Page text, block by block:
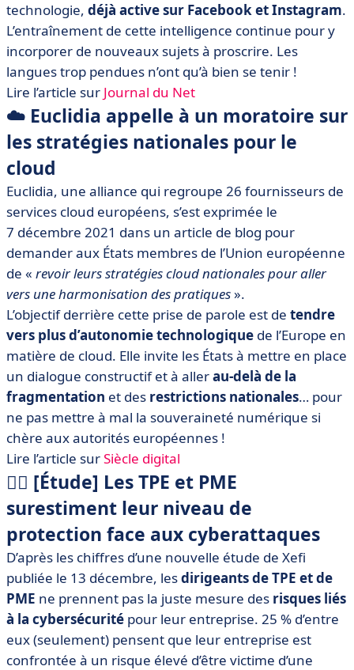
technologie, déjà active sur Facebook et Instagram.
L’entraînement de cette intelligence continue pour y
incorporer de nouveaux sujets à proscrire. Les
langues trop pendues n’ont qu’à bien se tenir !
Lire l’article sur Journal du Net
☁️ Euclidia appelle à un moratoire sur
les stratégies nationales pour le
cloud
Euclidia, une alliance qui regroupe 26 fournisseurs de
services cloud européens, s’est exprimée le
7 décembre 2021 dans un article de blog pour
demander aux États membres de l’Union européenne
de « revoir leurs stratégies cloud nationales pour aller
vers une harmonisation des pratiques».
L’objectif derrière cette prise de parole est de tendre
vers plus d’autonomie technologique de l’Europe en
matière de cloud. Elle invite les États à mettre en place
un dialogue constructif et à allerau-delà de la
fragmentation et des restrictions nationales… pour
ne pas mettre à mal la souveraineté numérique si
chère aux autorités européennes !
Lire l’article surSiècle digital
🏴‍☠️ [Étude] Les TPE et PME
surestiment leur niveau de
protection face aux cyberattaques
D’après les chiffres d’une nouvelle étude de Xefi
publiée le 13 décembre, lesdirigeants de TPE et de
PME ne prennent pas la juste mesure des risques liés
à la cybersécurité pour leur entreprise. 25 % d’entre
eux (seulement) pensent que leur entreprise est
confrontée à un risque élevé d’être victime d’une